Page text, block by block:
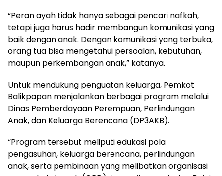
“Peran ayah tidak hanya sebagai pencari nafkah,
tetapi juga harus hadir membangun komunikasi yang
baik dengan anak. Dengan komunikasi yang terbuka,
orang tua bisa mengetahui persoalan, kebutuhan,
maupun perkembangan anak,” katanya.
Untuk mendukung penguatan keluarga, Pemkot
Balikpapan menjalankan berbagai program melalui
Dinas Pemberdayaan Perempuan, Perlindungan
Anak, dan Keluarga Berencana (DP3AKB).
“Program tersebut meliputi edukasi pola
pengasuhan, keluarga berencana, perlindungan
anak, serta pembinaan yang melibatkan organisasi